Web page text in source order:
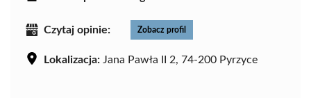
Czytaj opinie: Zobacz profil
Lokalizacja: Jana Pawła II 2, 74-200 Pyrzyce